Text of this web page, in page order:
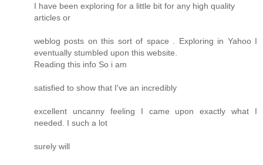
I have been exploring for a little bit for any high quality
articles or
weblog posts on this sort of space . Exploring in Yahoo I
eventually stumbled upon this website.
Reading this info So i am
satisfied to show that I've an incredibly
excellent uncanny feeling I came upon exactly what I
needed. I such a lot
surely will